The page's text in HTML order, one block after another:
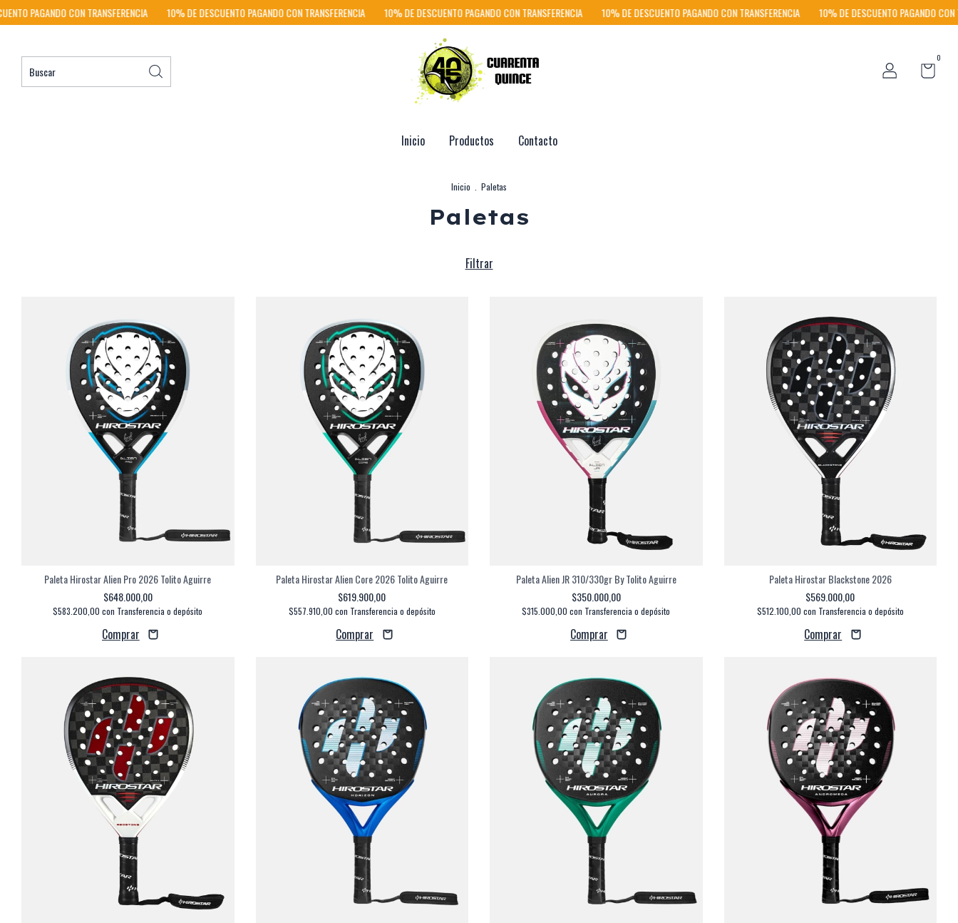
CON TRANSFERENCIA 10% DE DESCUENTO PAGANDO CON TRANSFERENCIA 10% DE DESCUENTO PAGANDO CON TRANSFERENCIA 10% DE DESCUENTO PAGANDO CON TRANSFERENCIA 10% DE DESCUENTO PAGANDO CON
0
Inicio Productos Contacto
Inicio Paletas
Paletas
Filtrar
Paleta Hirostar Alien Pro 2026 Tolito Aguirre
$648.000,00
$583.200,00con Transferencia o depósito
Paleta Hirostar Alien Core 2026 Tolito Aguirre
$619.900,00
$557.910,00 con Transferencia o depósito
Paleta Alien JR 310/330gr By Tolito Aguirre
$350.000,00
$315.000,00con Transferencia o depósito
Paleta Hirostar Blackstone 2026
$569.000,00
$512.100,00 con Transferencia o depósito